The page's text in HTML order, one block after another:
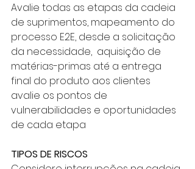
Avalie todas as etapas da cadeia
de suprimentos, mapeamento do
processo E2E, desde a solicitação
da necessidade,  aquisição de
matérias-primas até a entrega
final do produto aos clientes
avalie os pontos de
vulnerabilidades e oportunidades
de cada etapa
TIPOS DE RISCOS